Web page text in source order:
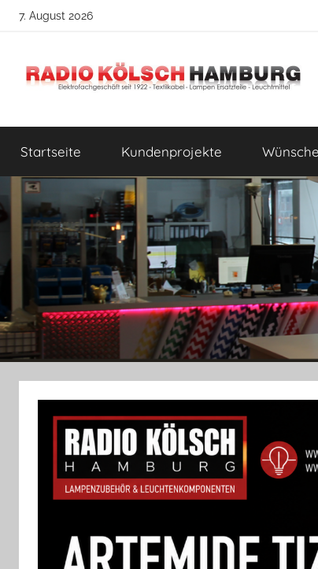
Zum7. August 2026
Radio
Kölsch
Hamburg
Lampenbau
Tipps
Startseite Kundenprojekte